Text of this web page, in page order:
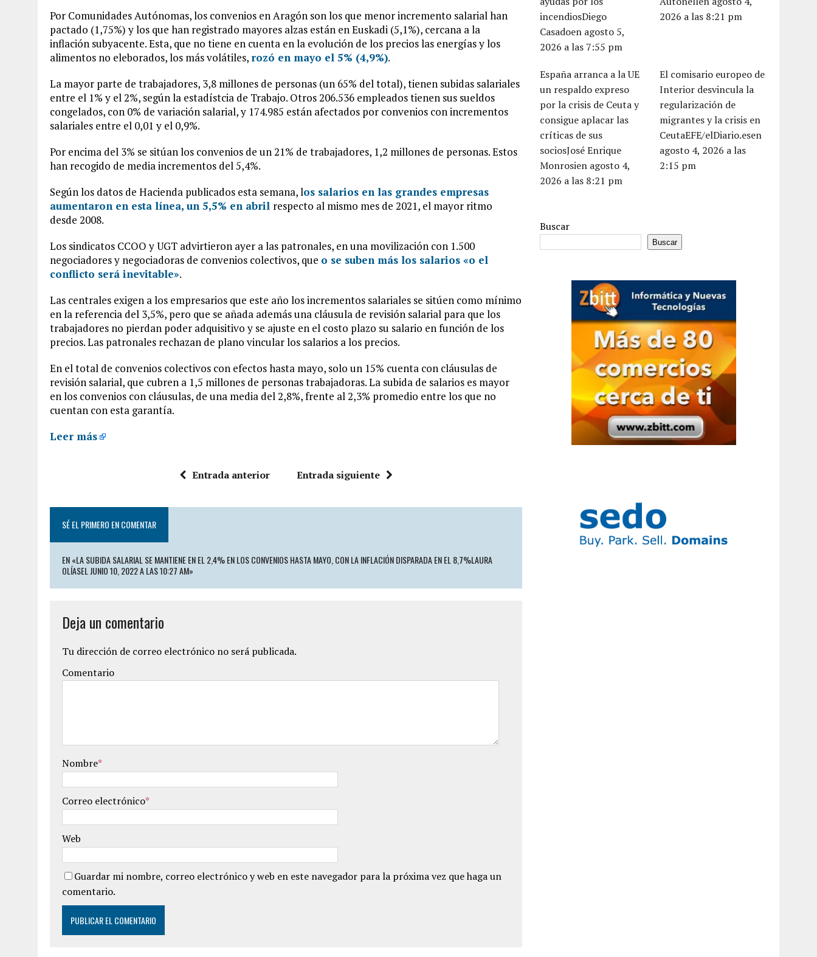
Por Comunidades Autónomas, los convenios en Aragón son los que menor incremento salarial han
pactado (1,75%) y los que han registrado mayores alzas están en Euskadi (5,1%), cercana a la
inflación subyacente. Esta, que no tiene en cuenta en la evolución de los precios las energías y los
alimentos no eleborados, los más volátiles, rozó en mayo el 5% (4,9%).
La mayor parte de trabajadores, 3,8 millones de personas (un 65% del total), tienen subidas salariales
entre el 1% y el 2%, según la estadístcia de Trabajo. Otros 206.536 empleados tienen sus sueldos
congelados, con 0% de variación salarial, y 174.985 están afectados por convenios con incrementos
salariales entre el 0,01 y el 0,9%.
Por encima del 3% se sitúan los convenios de un 21% de trabajadores, 1,2 millones de personas. Estos
han recogido de media incrementos del 5,4%.
Según los datos de Hacienda publicados esta semana, los salarios en las grandes empresas
aumentaron en esta línea, un 5,5% en abril respecto al mismo mes de 2021, el mayor ritmo
desde 2008.
Los sindicatos CCOO y UGT advirtieron ayer a las patronales, en una movilización con 1.500
negociadores y negociadoras de convenios colectivos, que o se suben más los salarios «o el
conflicto será inevitable».
Las centrales exigen a los empresarios que este año los incrementos salariales se sitúen como mínimo
en la referencia del 3,5%, pero que se añada además una cláusula de revisión salarial para que los
trabajadores no pierdan poder adquisitivo y se ajuste en el costo plazo su salario en función de los
precios. Las patronales rechazan de plano vincular los salarios a los precios.
En el total de convenios colectivos con efectos hasta mayo, solo un 15% cuenta con cláusulas de
revisión salarial, que cubren a 1,5 millones de personas trabajadoras. La subida de salarios es mayor
en los convenios con cláusulas, de una media del 2,8%, frente al 2,3% promedio entre los que no
cuentan con esta garantía.
Leer más
Entrada anterior Entrada siguiente
SÉ EL PRIMERO EN COMENTAR
EN «LA SUBIDA SALARIAL SE MANTIENE EN EL 2,4% EN LOS CONVENIOS HASTA MAYO, CON LA INFLACIÓN DISPARADA EN EL 8,7%LAURA
OLÍASEL JUNIO 10, 2022 A LAS 10:27 AM»
Deja un comentario
Tu dirección de correo electrónico no será publicada.
Comentario
Nombre*
Correo electrónico*
Web
Guardar mi nombre, correo electrónico y web en este navegador para la próxima vez que haga un
comentario.
incendiosDiego
Casadoen agosto 5,
2026 a las 7:55 pm
2026 a las 8:21 pm
España arranca a la UE
un respaldo expreso
por la crisis de Ceuta y
consigue aplacar las
críticas de sus
sociosJosé Enrique
Monrosien agosto 4,
2026 a las 8:21 pm
El comisario europeo de
Interior desvincula la
regularización de
migrantes y la crisis en
CeutaEFE/elDiario.esen
agosto 4, 2026 a las
2:15 pm
Buscar
Buscar